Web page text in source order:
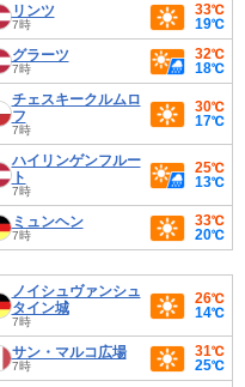
リンツ
7時
33℃
19℃
グラーツ
7時
32℃
18℃
チェスキークルムロ
フ
7時
30℃
17℃
ハイリンゲンフルー
ト
7時
25℃
13℃
ミュンヘン
7時
33℃
20℃
ノイシュヴァンシュ
タイン城
7時
26℃
14℃
サン・マルコ広場
7時
31℃
25℃